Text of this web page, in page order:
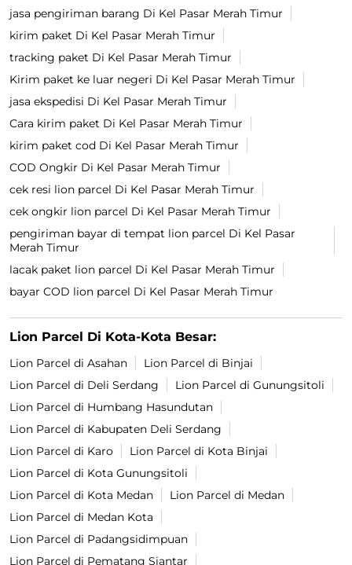
jasa pengiriman barang Di Kel Pasar Merah Timur
kirim paket Di Kel Pasar Merah Timur
tracking paket Di Kel Pasar Merah Timur
Kirim paket ke luar negeri Di Kel Pasar Merah Timur
jasa ekspedisi Di Kel Pasar Merah Timur
Cara kirim paket Di Kel Pasar Merah Timur
kirim paket cod Di Kel Pasar Merah Timur
COD Ongkir Di Kel Pasar Merah Timur
cek resi lion parcel Di Kel Pasar Merah Timur
cek ongkir lion parcel Di Kel Pasar Merah Timur
pengiriman bayar di tempat lion parcel Di Kel Pasar
Merah Timur
lacak paket lion parcel Di Kel Pasar Merah Timur
bayar COD lion parcel Di Kel Pasar Merah Timur
Lion Parcel Di Kota-Kota Besar:
Lion Parcel di Asahan
Lion Parcel di Binjai
Lion Parcel di Deli Serdang
Lion Parcel di Gunungsitoli
Lion Parcel di Humbang Hasundutan
Lion Parcel di Kabupaten Deli Serdang
Lion Parcel di Karo
Lion Parcel di Kota Binjai
Lion Parcel di Kota Gunungsitoli
Lion Parcel di Kota Medan
Lion Parcel di Medan
Lion Parcel di Medan Kota
Lion Parcel di Padangsidimpuan
Lion Parcel di Pematang Siantar